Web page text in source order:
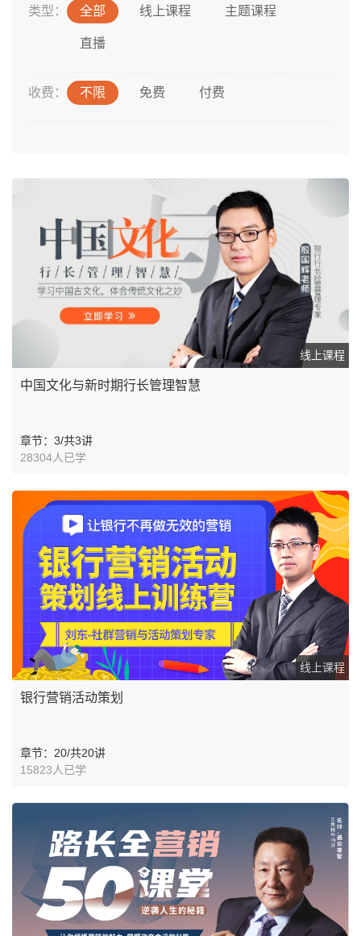
类型： 全部 线上课程 主题课程
直播
收费： 不限 免费 付费
线上课程
中国文化与新时期行长管理智慧
章节：3/共3讲
28304人已学
线上课程
银行营销活动策划
章节：20/共20讲
15823人已学